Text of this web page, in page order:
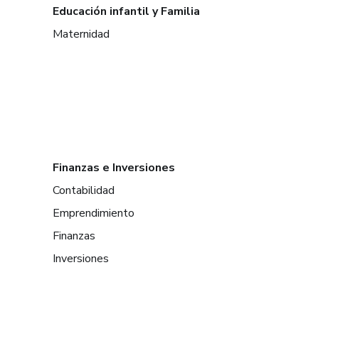
Educación infantil y Familia
Maternidad
Finanzas e Inversiones
Contabilidad
Emprendimiento
Finanzas
Inversiones